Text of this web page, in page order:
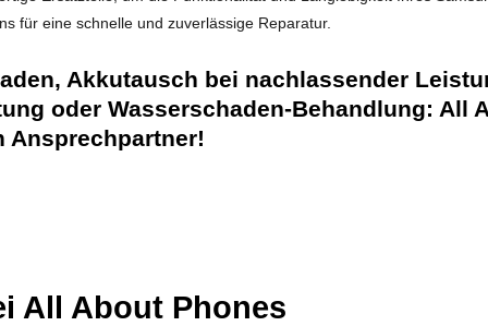
für eine schnelle und zuverlässige Reparatur.
Akkutausch bei nachlassender
oder Wasserschaden-Behandlung: All
Ansprechpartner!
All About Phones